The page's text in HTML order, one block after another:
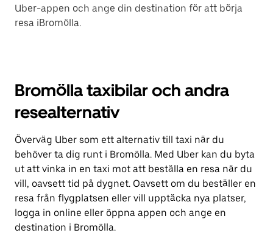
Uber-appen och ange din destination för att börja
resa iBromölla.
Bromölla taxibilar och andra
resealternativ
Överväg Uber som ett alternativ till taxi när du
behöver ta dig runt i Bromölla. Med Uber kan du byta
ut att vinka in en taxi mot att beställa en resa när du
vill, oavsett tid på dygnet. Oavsett om du beställer en
resa från flygplatsen eller vill upptäcka nya platser,
logga in online eller öppna appen och ange en
destination i Bromölla.